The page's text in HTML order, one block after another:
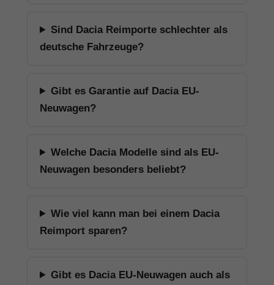
Sind Dacia Reimporte schlechter als
deutsche Fahrzeuge?
Gibt es Garantie auf Dacia EU-
Neuwagen?
Welche Dacia Modelle sind als EU-
Neuwagen besonders beliebt?
Wie viel kann man bei einem Dacia
Reimport sparen?
Gibt es Dacia EU-Neuwagen auch als